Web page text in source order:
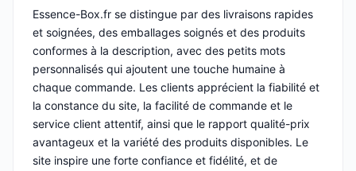
Essence-Box.fr se distingue par des livraisons rapides
et soignées, des emballages soignés et des produits
conformes à la description, avec des petits mots
personnalisés qui ajoutent une touche humaine à
chaque commande. Les clients apprécient la fiabilité et
la constance du site, la facilité de commande et le
service client attentif, ainsi que le rapport qualité-prix
avantageux et la variété des produits disponibles. Le
site inspire une forte confiance et fidélité, et de